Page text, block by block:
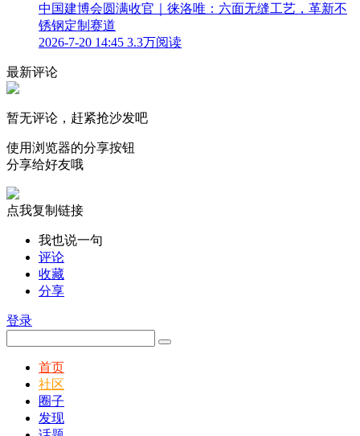
中国建博会圆满收官｜徕洛唯：六面无缝工艺，革新不
锈钢定制赛道
2026-7-20 14:45 3.3万阅读
最新评论
暂无评论，赶紧抢沙发吧
使用浏览器的分享按钮
分享给好友哦
点我复制链接
我也说一句
评论
收藏
分享
登录
首页
社区
圈子
发现